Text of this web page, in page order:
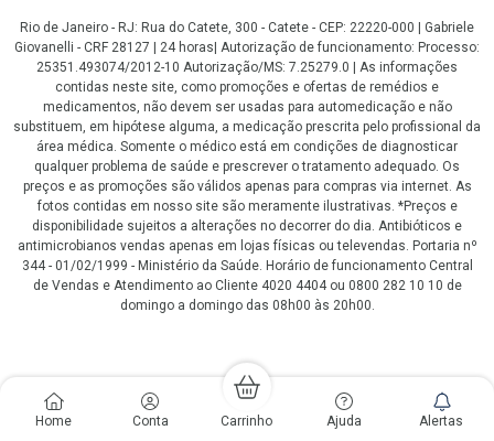
Home Conta Carrinho Ajuda Alertas
Rio de Janeiro - RJ: Rua do Catete, 300 - Catete - CEP: 22220-000 | Gabriele
Giovanelli - CRF 28127 | 24 horas| Autorização de funcionamento: Processo:
25351.493074/2012-10 Autorização/MS: 7.25279.0 | As informações
contidas neste site, como promoções e ofertas de remédios e
medicamentos, não devem ser usadas para automedicação e não
substituem, em hipótese alguma, a medicação prescrita pelo profissional da
área médica. Somente o médico está em condições de diagnosticar
qualquer problema de saúde e prescrever o tratamento adequado. Os
preços e as promoções são válidos apenas para compras via internet. As
fotos contidas em nosso site são meramente ilustrativas. *Preços e
disponibilidade sujeitos a alterações no decorrer do dia. Antibióticos e
antimicrobianos vendas apenas em lojas físicas ou televendas. Portaria nº
344 - 01/02/1999 - Ministério da Saúde. Horário de funcionamento Central
de Vendas e Atendimento ao Cliente 4020 4404 ou 0800 282 10 10 de
domingo a domingo das 08h00 às 20h00.